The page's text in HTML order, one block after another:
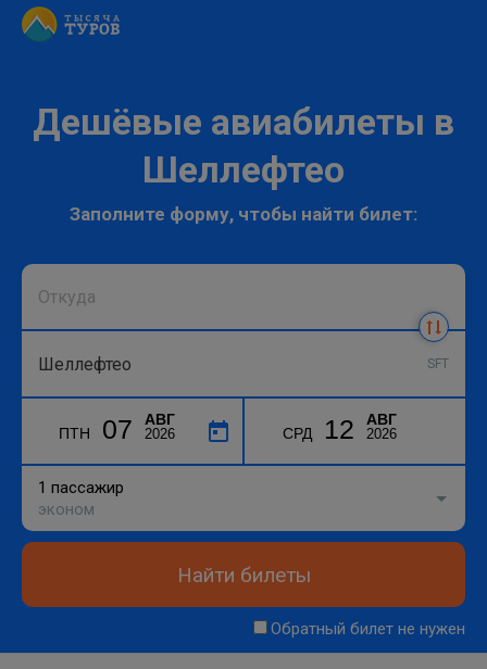
Дешёвые авиабилеты в
Шеллефтео
Заполните форму, чтобы найти билет:
SFT
ПТН 07 АВГ
2026 СРД 12 АВГ
2026
1 пассажир
эконом
Найти билеты
Обратный билет не нужен